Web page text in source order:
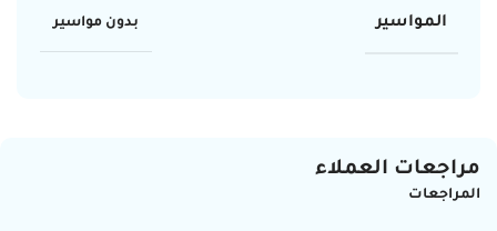
المواسير بدون مواسير
مراجعات العملاء
المراجعات